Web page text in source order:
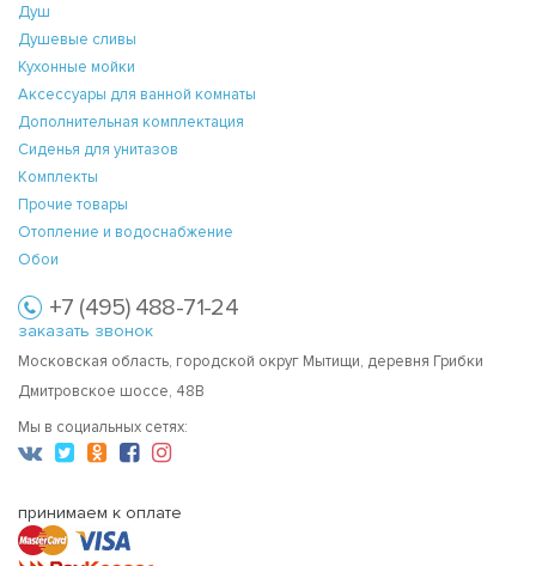
Душ
Душевые сливы
Кухонные мойки
Аксессуары для ванной комнаты
Дополнительная комплектация
Сиденья для унитазов
Комплекты
Прочие товары
Отопление и водоснабжение
Обои
+7 (495) 488-71-24
заказать звонок
Московская область, городской округ Мытищи, деревня Грибки
Дмитровское шоссе, 48В
Мы в социальных сетях:
принимаем к оплате